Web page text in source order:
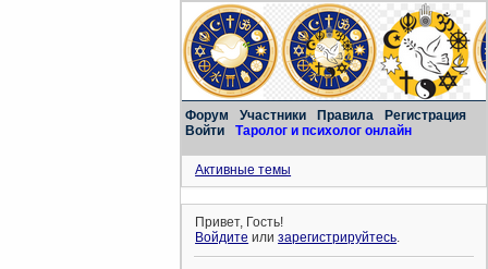
Форум Участники Правила
Регистрация
Войти
Таролог и психолог онлайн
Активные темы
Привет, Гость!
Войдите илизарегистрируйтесь.